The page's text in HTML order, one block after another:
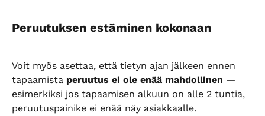
Peruutuksen estäminen kokonaan
Voit myös asettaa, että tietyn ajan jälkeen ennen
tapaamista peruutus ei ole enää mahdollinen —
esimerkiksi jos tapaamisen alkuun on alle 2 tuntia,
peruutuspainike ei enää näy asiakkaalle.